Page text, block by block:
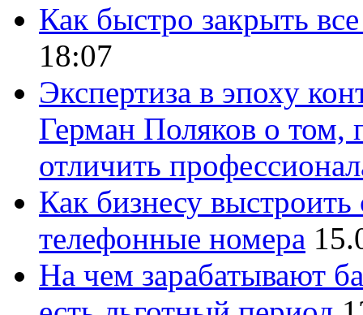
Как быстро закрыть
18:07
Экспертиза в эпоху
Герман Поляков о том,
отличить
Как бизнесу
телефонные номера
На чем зарабатывают